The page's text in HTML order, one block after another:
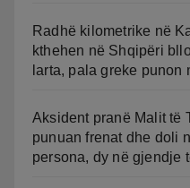
Radhë kilometrike në
kthehen në Shqipëri
larta, pala greke punon
Aksident pranë Malit të
punuan frenat dhe doli
persona, dy në gjendje